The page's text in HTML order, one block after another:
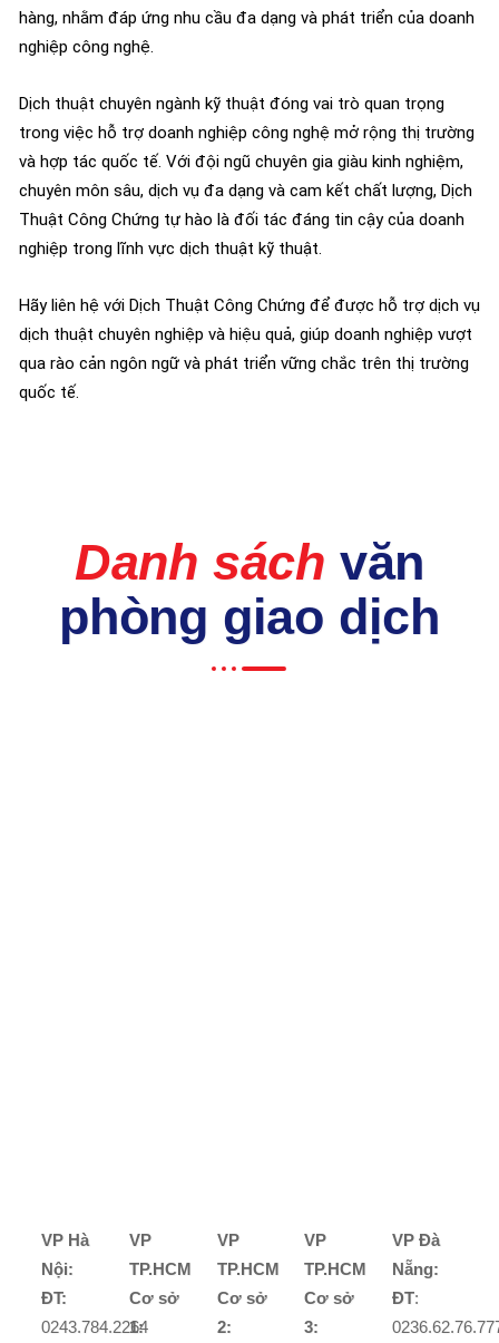
hàng, nhằm đáp ứng nhu cầu đa dạng và phát triển của doanh
nghiệp công nghệ.
Dịch thuật chuyên ngành kỹ thuật đóng vai trò quan trọng
trong việc hỗ trợ doanh nghiệp công nghệ mở rộng thị trường
và hợp tác quốc tế. Với đội ngũ chuyên gia giàu kinh nghiệm,
chuyên môn sâu, dịch vụ đa dạng và cam kết chất lượng, Dịch
Thuật Công Chứng tự hào là đối tác đáng tin cậy của doanh
nghiệp trong lĩnh vực dịch thuật kỹ thuật.
Hãy liên hệ với Dịch Thuật Công Chứng để được hỗ trợ dịch vụ
dịch thuật chuyên nghiệp và hiệu quả, giúp doanh nghiệp vượt
qua rào cản ngôn ngữ và phát triển vững chắc trên thị trường
quốc tế.
Danh sách văn
phòng giao dịch
VP Hà
Nội:
ĐT:
0243.784.2264
VP
TP.HCM
Cơ sở
1:
VP
TP.HCM
Cơ sở
2:
VP
TP.HCM
Cơ sở
3:
VP Đà
Nẵng:
ĐT: